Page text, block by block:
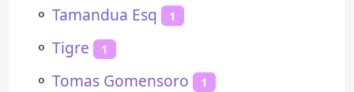
⚬ Tamandua Esq 1
⚬ Tigre 1
⚬ Tomas Gomensoro 1